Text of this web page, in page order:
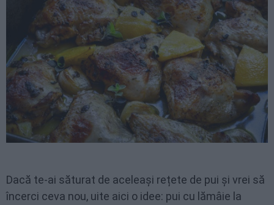
Dacă te-ai săturat de aceleași rețete de pui și vrei să
încerci ceva nou, uite aici o idee: pui cu lămâie la